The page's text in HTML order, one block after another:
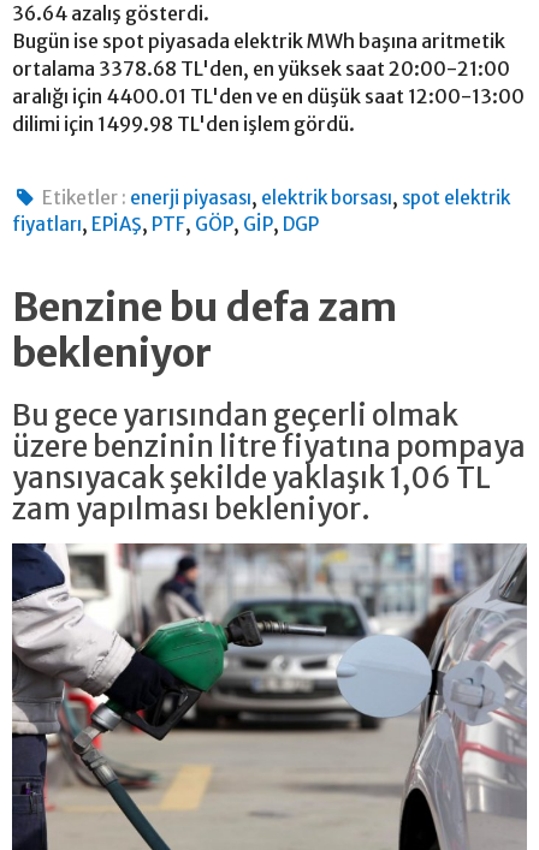
36.64 azalış gösterdi.
Bugün ise spot piyasada elektrik MWh başına aritmetik
ortalama 3378.68 TL'den, en yüksek saat 20:00-21:00
aralığı için 4400.01 TL'den ve en düşük saat 12:00-13:00
dilimi için 1499.98 TL'den işlem gördü.
Etiketler : enerji piyasası, elektrik borsası, spot elektrik
fiyatları, EPİAŞ, PTF, GÖP, GİP, DGP
Benzine bu defa zam
bekleniyor
Bu gece yarısından geçerli olmak
üzere benzinin litre fiyatına pompaya
yansıyacak şekilde yaklaşık 1,06 TL
zam yapılması bekleniyor.